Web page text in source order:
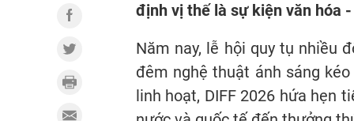
định vị thế là sự kiện văn hóa
Năm nay, lễ hội quy tụ nhiều
đêm nghệ thuật ánh sáng
linh hoạt, DIFF 2026 hứa hẹn